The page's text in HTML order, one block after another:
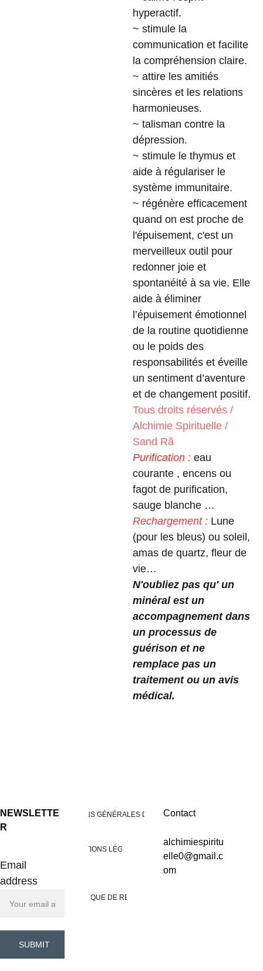
hyperactif.
~ stimule la
communication et facilite
la compréhension claire.
~ attire les amitiés
sincères et les relations
harmonieuses.
~ talisman contre la
dépression.
~ stimule le thymus et
aide à régulariser le
système immunitaire.
~ régénère efficacement
quand on est proche de
l'épuisement, c'est un
merveilleux outil pour
redonner joie et
spontanéité à sa vie. Elle
aide à éliminer
l’épuisement émotionnel
de la routine quotidienne
ou le poids des
responsabilités et éveille
un sentiment d’aventure
et de changement positif.
Tous droits réservés /
Alchimie Spirituelle /
Sand Rã
Purification : eau
courante , encens ou
fagot de purification,
sauge blanche …
Rechargement : Lune
(pour les bleus) ou soleil,
amas de quartz, fleur de
vie…
N'oubliez pas qu' un
minéral est un
accompagnement dans
un processus de
guérison et ne
remplace pas un
traitement ou un avis
médical.
NEWSLETTE
R
Contact
alchimiespiritu
elle0@gmail.c
om
Email
address
SUBMIT
CONDITIONS GÉNÉRALES DE VENTES
MENTIONS LÉGALES
POLITIQUE DE RETOUR